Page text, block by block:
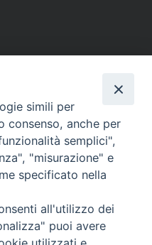
simili per
consenso, anche per
semplici",
"misurazione" e
specificato nella
all'utilizzo dei
puoi avere